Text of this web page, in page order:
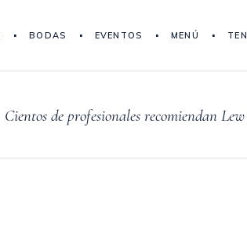
BODAS EVENTOS MENÚ
Cientos de profesionales recomiendan